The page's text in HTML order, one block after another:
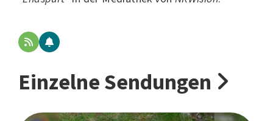
Einzelne Sendungen